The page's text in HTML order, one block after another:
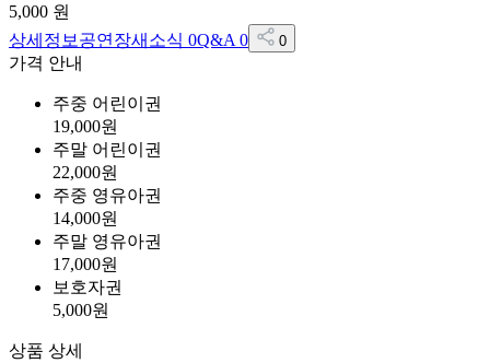
5,000 원
상세정보 공연장새소식 0Q&A 0 0
가격 안내
주중 어린이권
19,000원
주말 어린이권
22,000원
주중 영유아권
14,000원
주말 영유아권
17,000원
보호자권
5,000원
상품 상세